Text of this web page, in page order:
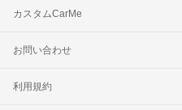
カスタムCarMe
お問い合わせ
利用規約